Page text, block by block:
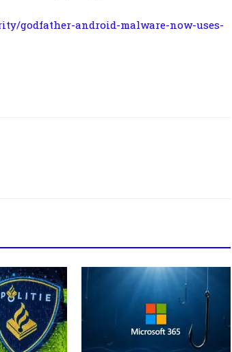
godfather-android-malware-now-uses-